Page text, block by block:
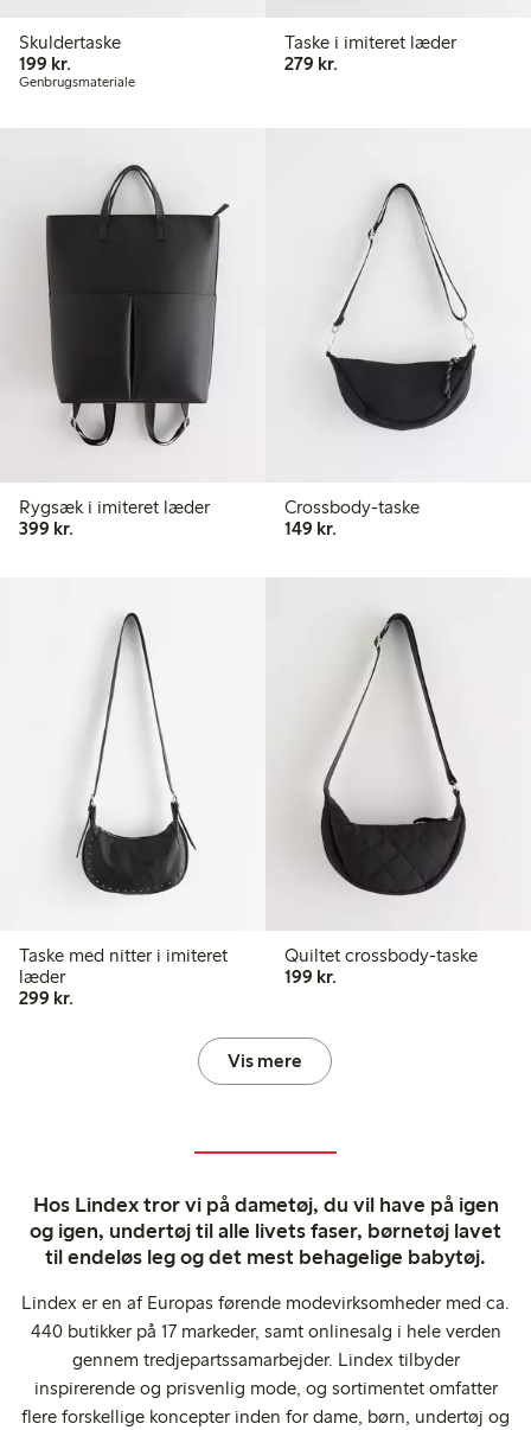
Skuldertaske
199 kr.
Genbrugsmateriale
Taske i imiteret læder
279 kr.279,00 kr.
Rygsæk i imiteret læder
399 kr.
Crossbody-taske
149 kr.
Taske med nitter i imiteret
læder
299 kr.
Quiltet crossbody-taske
199 kr.199,00 kr.
Vis mere
Hos Lindex tror vi på dametøj, du vil have på igen
og igen, undertøj til alle livets faser, børnetøj lavet
til endeløs leg og det mest behagelige babytøj.
Lindex er en af Europas førende modevirksomheder med ca.
440 butikker på 17 markeder, samt onlinesalg i hele verden
gennem tredjepartssamarbejder. Lindex tilbyder
inspirerende og prisvenlig mode, og sortimentet omfatter
flere forskellige koncepter inden for dame, børn, undertøj og